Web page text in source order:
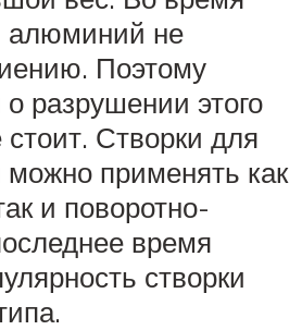
алюминий не
Поэтому
о разрушении этого
Створки для
можно применять как
и поворотно-
время
створки